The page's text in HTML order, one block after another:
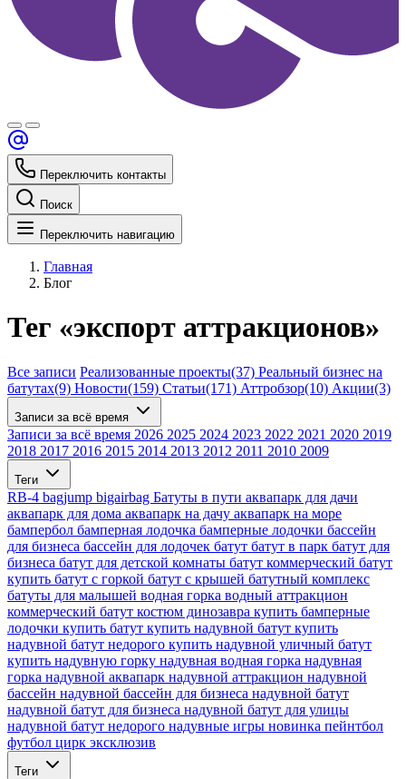
Переключить контакты
Поиск
Переключить навигацию
Главная
Блог
Тег «экспорт аттракционов»
Все записи Реализованные проекты(37) Реальный бизнес на
батутах(9) Новости(159) Статьи(171) Аттробзор(10) Акции(3)
Записи за всё время
Записи за всё время 2026 2025 2024 2023 2022 2021 2020 2019
2018 2017 2016 2015 2014 2013 2012 2011 2010 2009
Теги
RB-4 bagjump bigairbag Батуты в пути аквапарк для дачи
аквапарк для дома аквапарк на дачу аквапарк на море
бампербол бамперная лодочка бамперные лодочки бассейн
для бизнеса бассейн для лодочек батут батут в парк батут для
бизнеса батут для детской комнаты батут коммерческий батут
купить батут с горкой батут с крышей батутный комплекс
батуты для малышей водная горка водный аттракцион
коммерческий батут костюм динозавра купить бамперные
лодочки купить батут купить надувной батут купить
надувной батут недорого купить надувной уличный батут
купить надувную горку надувная водная горка надувная
горка надувной аквапарк надувной аттракцион надувной
бассейн надувной бассейн для бизнеса надувной батут
надувной батут для бизнеса надувной батут для улицы
надувной батут недорого надувные игры новинка пейнтбол
футбол цирк эксклюзив
Теги